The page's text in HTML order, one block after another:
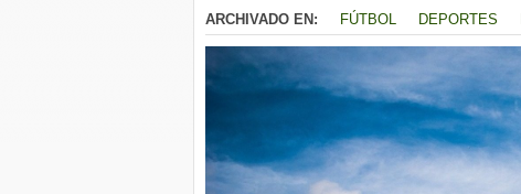
ARCHIVADO EN:
FÚTBOL DEPORTES